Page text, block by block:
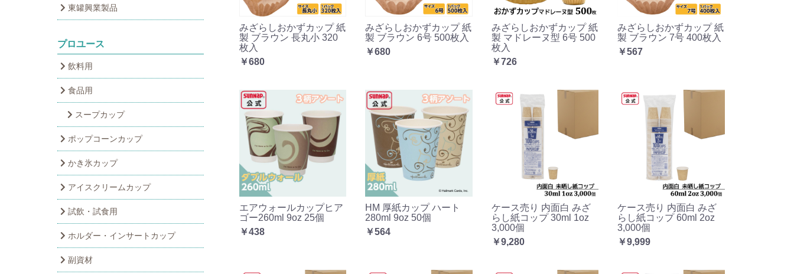
東罐興業製品
プロユース
飲料用
食品用
スープカップ
ポップコーンカップ
かき氷カップ
アイスクリームカップ
試飲・試食用
ホルダー・インサートカップ
副資材
みざらしおかずカップ 紙
製 ブラウン 長丸小 320
枚入
￥680
みざらしおかずカップ 紙
製 ブラウン 6号 500枚入
￥680
みざらしおかずカップ 紙
製 マドレーヌ型 6号 500
枚入
￥726
みざらしおかずカップ 紙
製 ブラウン 7号 400枚入
￥567
エアウォールカップヒア
ゴー260ml 9oz 25個
￥438
HM 厚紙カップ ハート
280ml 9oz 50個
￥564
ケース売り 内面白 みざ
らし紙コップ 30ml 1oz
3,000個
￥9,280
ケース売り 内面白 みざ
らし紙コップ 60ml 2oz
3,000個
￥9,999